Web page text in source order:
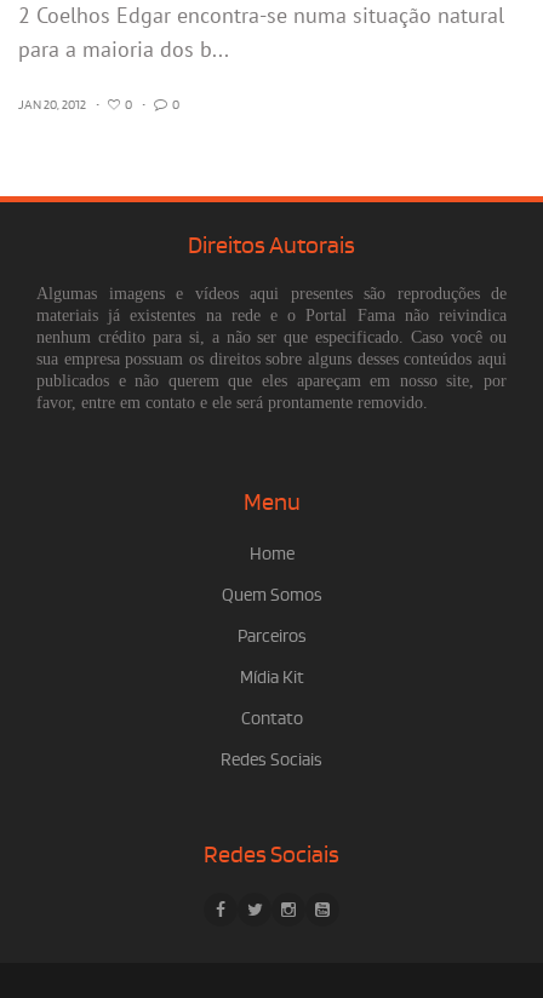
2 Coelhos Edgar encontra-se numa situação natural
para a maioria dos b...
JAN 20, 2012 • 0 • 0
Direitos Autorais
Algumas imagens e vídeos aqui presentes são reproduções de
materiais já existentes na rede e o Portal Fama não reivindica
nenhum crédito para si, a não ser que especificado. Caso você ou
sua empresa possuam os direitos sobre alguns desses conteúdos aqui
publicados e não querem que eles apareçam em nosso site, por
favor, entre em contato e ele será prontamente removido.
Menu
Home
Quem Somos
Parceiros
Mídia Kit
Contato
Redes Sociais
Redes Sociais